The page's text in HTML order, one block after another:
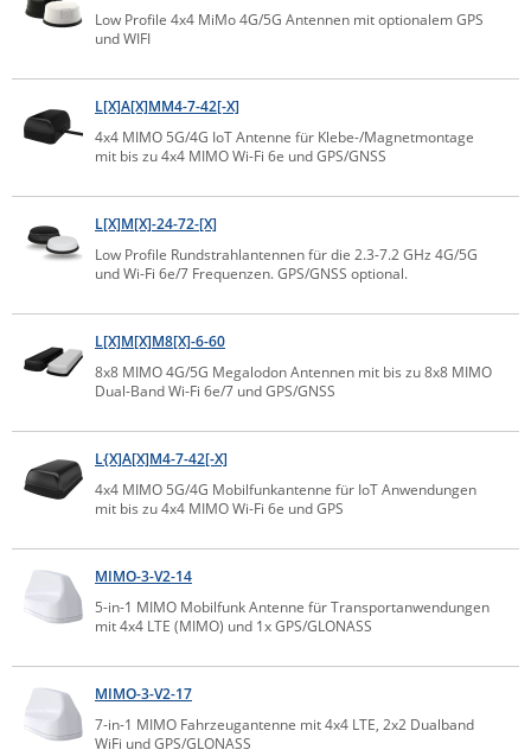
Siretta
SIRIO Antenne
Tactical Software
TEKTELIC
Teltonika
Unwired Networks
WATTECO
Westermo
ZPE Systems
News zu unseren Herstellern
Low Profile 4x4 MiMo 4G/5G Antennen mit optionalem GPS
und WIFI
L[X]A[X]MM4-7-42[-X]
4x4 MIMO 5G/4G IoT Antenne für Klebe-/Magnetmontage
mit bis zu 4x4 MIMO Wi-Fi 6e und GPS/GNSS
L[X]M[X]-24-72-[X]
Low Profile Rundstrahlantennen für die 2.3-7.2 GHz 4G/5G
und Wi-Fi 6e/7 Frequenzen. GPS/GNSS optional.
L[X]M[X]M8[X]-6-60
8x8 MIMO 4G/5G Megalodon Antennen mit bis zu 8x8 MIMO
Dual-Band Wi-Fi 6e/7 und GPS/GNSS
L{X]A[X]M4-7-42[-X]
4x4 MIMO 5G/4G Mobilfunkantenne für IoT Anwendungen
mit bis zu 4x4 MIMO Wi-Fi 6e und GPS
MIMO-3-V2-14
5-in-1 MIMO Mobilfunk Antenne für Transportanwendungen
mit 4x4 LTE (MIMO) und 1x GPS/GLONASS
MIMO-3-V2-17
7-in-1 MIMO Fahrzeugantenne mit 4x4 LTE, 2x2 Dualband
WiFi und GPS/GLONASS